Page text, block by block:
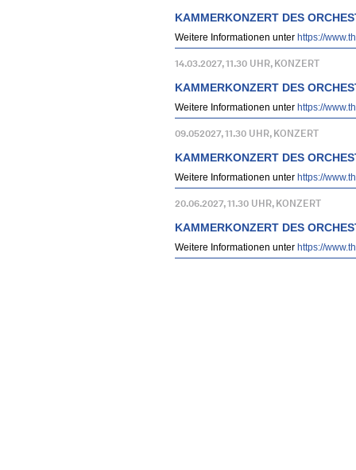
KAMMERKONZERT DES
Weitere Informationen unter https://
14.03.2027, 11.30 UHR, KONZERT
KAMMERKONZERT DES
Weitere Informationen unter https://
09.052027, 11.30 UHR, KONZERT
KAMMERKONZERT DES
Weitere Informationen unter https://
20.06.2027, 11.30 UHR, KONZERT
KAMMERKONZERT DES
Weitere Informationen unter https://